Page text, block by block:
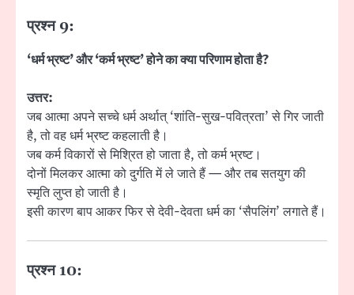
प्रश्न 9:
‘धर्म भ्रष्ट’ और ‘कर्म भ्रष्ट’ होने का क्या परिणाम होता है?
उत्तर:
जब आत्मा अपने सच्चे धर्म अर्थात् ‘शांति-सुख-पवित्रता’ से गिर जाती
है, तो वह धर्म भ्रष्ट कहलाती है।
जब कर्म विकारों से मिश्रित हो जाता है, तो कर्म भ्रष्ट।
दोनों मिलकर आत्मा को दुर्गति में ले जाते हैं — और तब सतयुग की
स्मृति लुप्त हो जाती है।
इसी कारण बाप आकर फिर से देवी-देवता धर्म का ‘सैपलिंग’ लगाते हैं।
प्रश्न 10: